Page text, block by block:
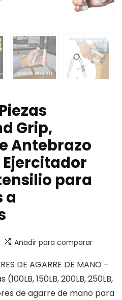
Grip,
Antebrazo
Ejercitador
para
a
Añadir para comparar
DE AGARRE DE MANO –
150LB, 200LB, 250LB,
de agarre de mano para